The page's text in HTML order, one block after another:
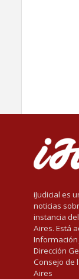
iJudicial es
noticias
instancia
Aires. Está
Información
Dirección
Consejo de
Aires